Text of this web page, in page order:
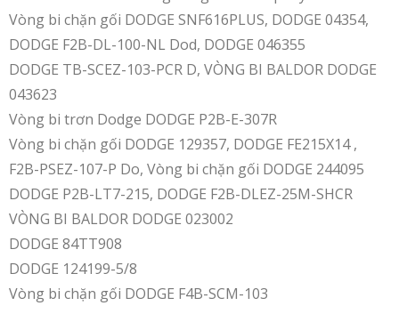
Vòng bi chặn gối DODGE SNF616PLUS, DODGE 04354,
DODGE F2B-DL-100-NL Dod, DODGE 046355
DODGE TB-SCEZ-103-PCR D, VÒNG BI BALDOR DODGE
043623
Vòng bi trơn Dodge DODGE P2B-E-307R
Vòng bi chặn gối DODGE 129357, DODGE FE215X14 ,
F2B-PSEZ-107-P Do, Vòng bi chặn gối DODGE 244095
DODGE P2B-LT7-215, DODGE F2B-DLEZ-25M-SHCR
VÒNG BI BALDOR DODGE 023002
DODGE 84TT908
DODGE 124199-5/8
Vòng bi chặn gối DODGE F4B-SCM-103